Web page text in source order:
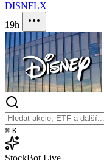
DISNFLX
19h
⌘ K